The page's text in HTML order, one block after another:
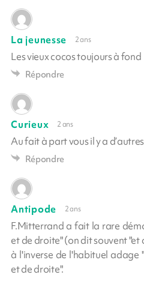
La jeunesse 2 ans
Les vieux cocos toujours à fond
Répondre
Curieux 2 ans
Au fait à part vous il y a
Répondre
Antipode 2 ans
F.Mitterrand a fait la rare
et de droite" (on dit souvent "et
à l'inverse de l'habituel adage
et de droite".